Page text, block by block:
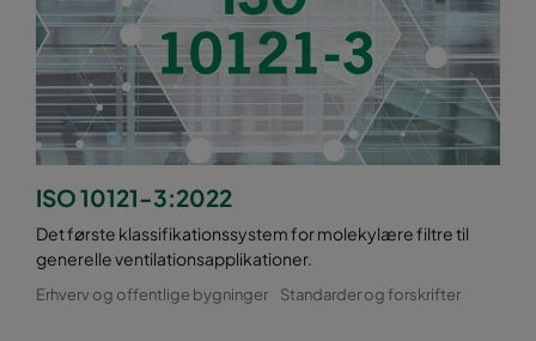
ISO 10121-3:2022
Det første klassifikationssystem for molekylære filtre til
generelle ventilationsapplikationer.
Erhverv og offentlige bygninger Standarder og forskrifter